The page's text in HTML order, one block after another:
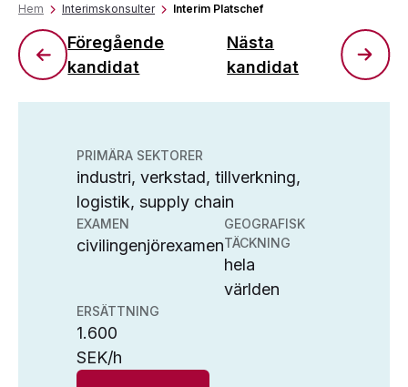
Hem Interimskonsulter Interim Platschef
Föregående
kandidat
Nästa
kandidat
PRIMÄRA SEKTORER
industri, verkstad, tillverkning,
logistik, supply chain
EXAMEN
civilingenjörexamen
GEOGRAFISK
TÄCKNING
hela
världen
ERSÄTTNING
1.600
SEK/h